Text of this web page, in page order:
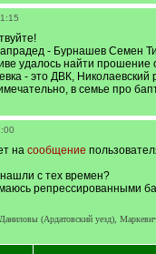
- Бурнашев Семен
удалось найти прошение
- это ДВК, Николаевский
в семье про
на сообщение
с тех времен?
репрессированными
(Ардатовский уезд),